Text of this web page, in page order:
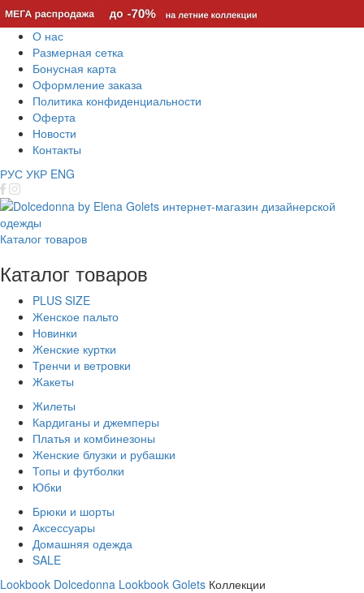
О нас
Размерная сетка
Бонусная карта
Оформление заказа
Политика конфиденциальности
Оферта
Новости
Контакты
РУС УКР ENG
Каталог товаров
Каталог товаров
PLUS SIZE
Женское пальто
Новинки
Женские куртки
Тренчи и ветровки
Жакеты
Жилеты
Кардиганы и джемперы
Платья и комбинезоны
Женские блузки и рубашки
Топы и футболки
Юбки
Брюки и шорты
Аксессуары
Домашняя одежда
SALE
Lookbook Dolcedonna Lookbook Golets Коллекции